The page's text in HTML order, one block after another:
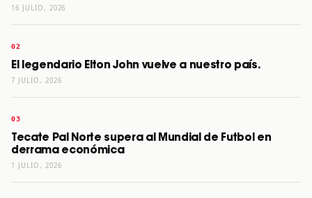
16 JULIO, 2026
El legendario Elton John vuelve a nuestro país.
7 JULIO, 2026
Tecate Pal Norte supera al Mundial de Futbol en
derrama económica
1 JULIO, 2026